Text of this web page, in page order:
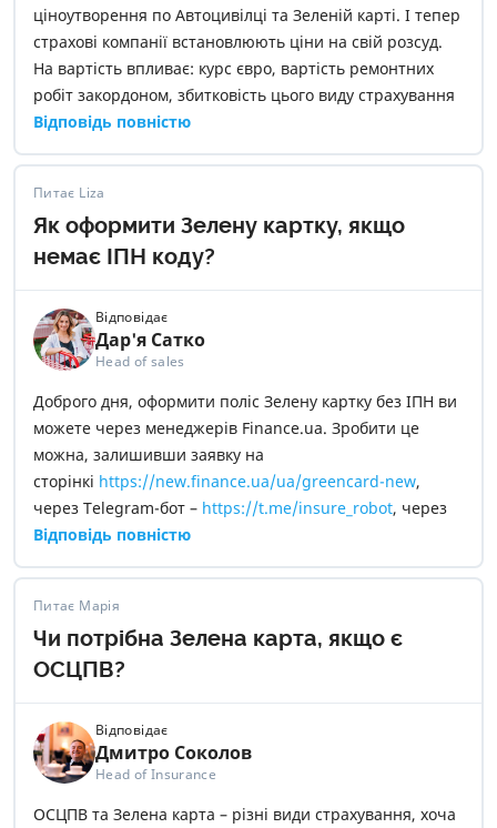
ціноутворення по Автоцивілці та Зеленій карті. І тепер
страхові компанії встановлюють ціни на свій розсуд.
На вартість впливає: курс євро, вартість ремонтних
робіт закордоном, збитковість цього виду страхування
в обраній страховій компанії
Відповідь повністю
Питає Liza
Як оформити Зелену картку, якщо
немає ІПН коду?
Відповідає
Дар'я Сатко
Head of sales
Доброго дня, оформити поліс Зелену картку без ІПН ви
можете через менеджерів Finance.ua. Зробити це
можна, залишивши заявку на
сторінкі https://new.finance.ua/ua/greencard-new,
через Telegram-бот – https://t.me/insure_robot, через
e-mail –insurance@mail.finance.ua
зателефонувавши за номером –0 800 307 555.
Відповідь повністю
Питає Марія
Чи потрібна Зелена карта, якщо є
ОСЦПВ?
Відповідає
Дмитро Соколов
Head of Insurance
ОСЦПВ та Зелена карта – різні види страхування, хоча